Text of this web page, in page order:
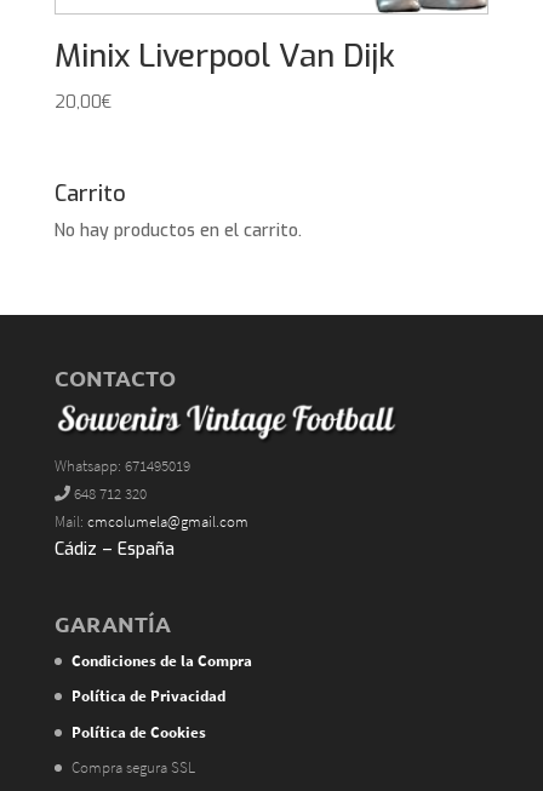
Minix Liverpool Van Dijk
20,00€
Carrito
No hay productos en el carrito.
CONTACTO
Whatsapp: 671495019
648 712 320
Mail: cmcolumela@gmail.com
Cádiz – España
GARANTÍA
Condiciones de la Compra
Política de Privacidad
Política de Cookies
Compra segura SSL